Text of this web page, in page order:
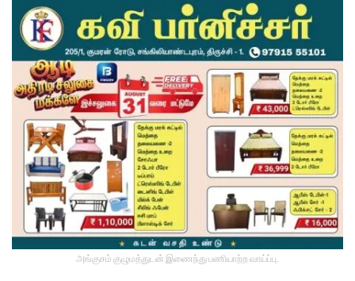
அங்குசம் குழுமத்துடன் இணைந்து பணியாற்ற வாய்ப்பு.